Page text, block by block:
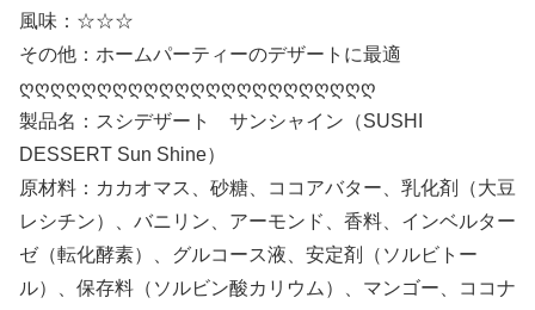
風味：☆☆☆
その他：ホームパーティーのデザートに最適
ღღღღღღღღღღღღღღღღღღღღღღღ
製品名：スシデザート サンシャイン（SUSHI
DESSERT Sun Shine）
原材料：カカオマス、砂糖、ココアバター、乳化剤（大豆
レシチン）、バニリン、アーモンド、香料、インベルター
ゼ（転化酵素）、グルコース液、安定剤（ソルビトー
ル）、保存料（ソルビン酸カリウム）、マンゴー、ココナ